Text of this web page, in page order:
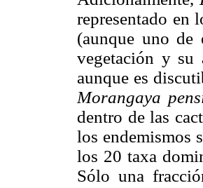
representado en
(aunque uno de
vegetación y su
aunque es
Morangaya
dentro de las
los endemismos
los 20 taxa
Sólo una